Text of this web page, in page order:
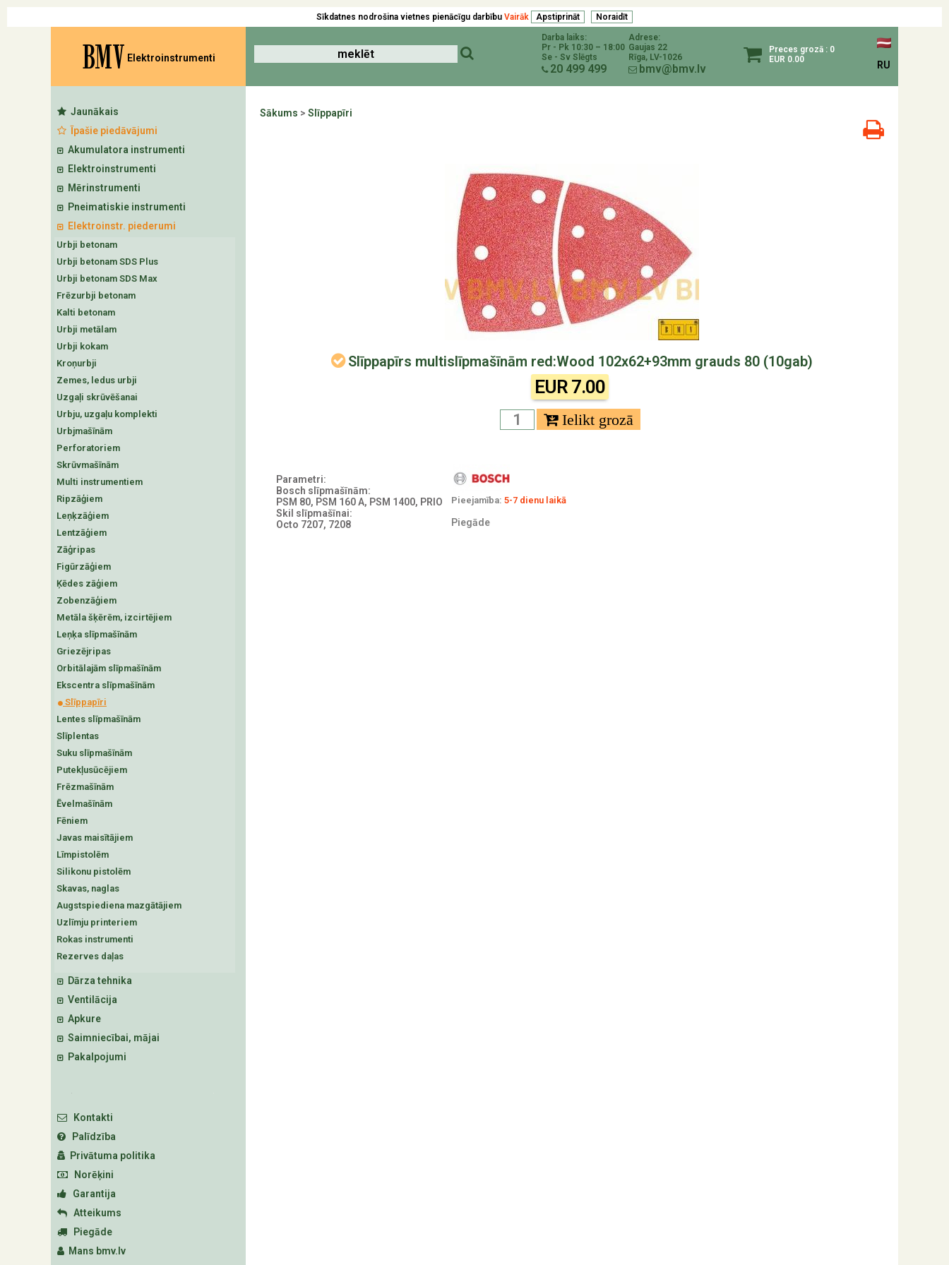
Sīkdatnes nodrošina vietnes pienācīgu darbību Vairāk
BMV Elektroinstrumenti
Darba laiks:
Pr - Pk 10:30 – 18:00
Se - Sv Slēgts
20 499 499
Adrese:
Gaujas 22
Rīga, LV-1026
bmv@bmv.lv
Preces grozā : 0
EUR 0.00
RU
Jaunākais
Īpašie piedāvājumi
Akumulatora instrumenti
Elektroinstrumenti
Mērinstrumenti
Pneimatiskie instrumenti
Elektroinstr. piederumi
Urbji betonam
Urbji betonam SDS Plus
Urbji betonam SDS Max
Frēzurbji betonam
Kalti betonam
Urbji metālam
Urbji kokam
Kroņurbji
Zemes, ledus urbji
Uzgaļi skrūvēšanai
Urbju, uzgaļu komplekti
Urbjmašīnām
Perforatoriem
Skrūvmašīnām
Multi instrumentiem
Ripzāģiem
Leņķzāģiem
Lentzāģiem
Zāģripas
Figūrzāģiem
Ķēdes zāģiem
Zobenzāģiem
Metāla šķērēm, izcirtējiem
Leņķa slīpmašīnām
Griezējripas
Orbitālajām slīpmašīnām
Ekscentra slīpmašīnām
Slīppapīri
Lentes slīpmašīnām
Slīplentas
Suku slīpmašīnām
Putekļusūcējiem
Frēzmašīnām
Ēvelmašīnām
Fēniem
Javas maisītājiem
Līmpistolēm
Silikonu pistolēm
Skavas, naglas
Augstspiediena mazgātājiem
Uzlīmju printeriem
Rokas instrumenti
Rezerves daļas
Dārza tehnika
Ventilācija
Apkure
Saimniecībai, mājai
Pakalpojumi
Kontakti
Palīdzība
Privātuma politika
Norēķini
Garantija
Atteikums
Piegāde
Mans bmv.lv
Sākums > Slīppapīri
Slīppapīrs multislīpmašīnām red:Wood 102x62+93mm grauds 80 (10gab)
EUR 7.00
Parametri:
Bosch slīpmašīnām:
PSM 80, PSM 160 A, PSM 1400, PRIO
Skil slīpmašīnai:
Octo 7207, 7208
Pieejamība: 5-7 dienu laikā
Piegāde